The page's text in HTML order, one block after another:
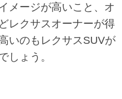
メージが高いこと、オ
レクサスオーナーが得
いのもレクサスSUVが
しょう。